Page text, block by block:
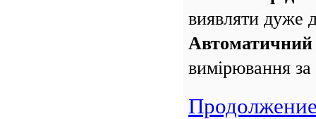
виявляти дуже
Автоматичний
вимірювання